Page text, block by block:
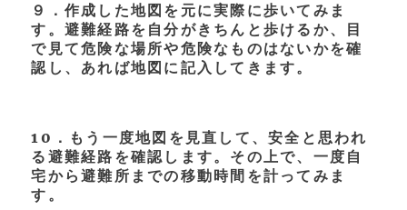
９．作成した地図を元に実際に歩いてみま
す。避難経路を自分がきちんと歩けるか、目
で見て危険な場所や危険なものはないかを確
認し、あれば地図に記入してきます。
10．もう一度地図を見直して、安全と思われ
る避難経路を確認します。その上で、一度自
宅から避難所までの移動時間を計ってみま
す。